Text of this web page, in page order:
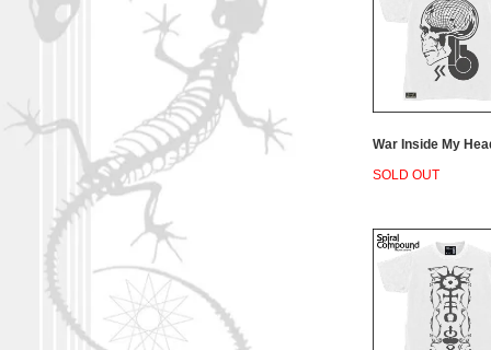
War Inside My
SOLD OUT